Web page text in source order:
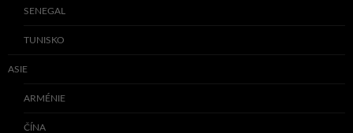
SENEGAL
TUNISKO
ASIE
ARMÉNIE
ČÍNA